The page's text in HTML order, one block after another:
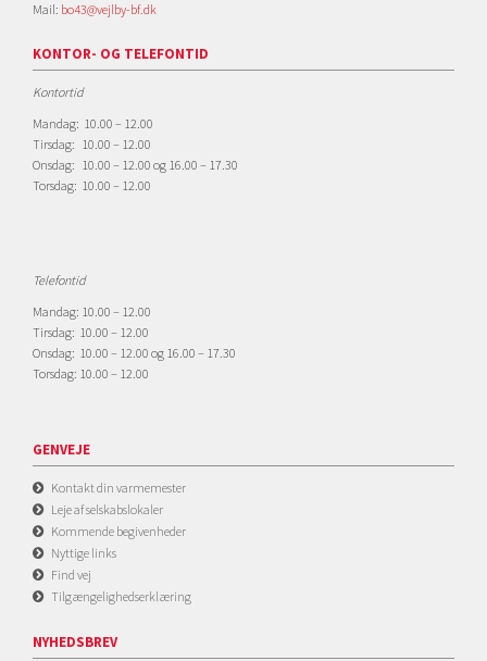
Mail: bo43@vejlby-bf.dk
KONTOR- OG TELEFONTID
Kontortid
Mandag: 10.00 – 12.00
Tirsdag: 10.00 – 12.00
Onsdag: 10.00 – 12.00 og 16.00 – 17.30
Torsdag: 10.00 – 12.00
Telefontid
Mandag: 10.00 – 12.00
Tirsdag: 10.00 – 12.00
Onsdag: 10.00 – 12.00 og 16.00 – 17.30
Torsdag: 10.00 – 12.00
GENVEJE
Kontakt din varmemester
Leje af selskabslokaler
Kommende begivenheder
Nyttige links
Find vej
Tilgængelighedserklæring
NYHEDSBREV